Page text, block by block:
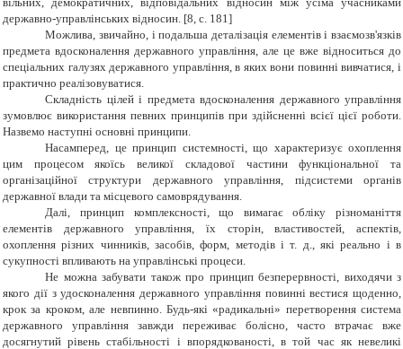
державно-управлінських відносин. [8, c. 181]
Можлива, звичайно, і подальша деталізація елементів і взаємозв'язків
предмета вдосконалення державного управління, але це вже відноситься до
спеціальних галузях державного управління, в яких вони повинні вивчатися, і
практично реалізовуватися.
Складність цілей і предмета вдосконалення державного управління
зумовлює використання певних принципів при здійсненні всієї цієї роботи.
Назвемо наступні основні принципи.
Насамперед, це принцип системності, що характеризує охоплення
цим процесом якоїсь великої складової частини функціональної та
організаційної структури державного управління, підсистеми органів
державної влади та місцевого самоврядування.
Далі, принцип комплексності, що вимагає обліку різноманіття
елементів державного управління, їх сторін, властивостей, аспектів,
охоплення різних чинників, засобів, форм, методів і т. д., які реально і в
сукупності впливають на управлінські процеси.
Не можна забувати також про принцип безперервності, виходячи з
якого дії з удосконалення державного управління повинні вестися щоденно,
крок за кроком, але невпинно. Будь-які «радикальні» перетворення система
державного управління завжди переживає болісно, часто втрачає вже
досягнутий рівень стабільності і впорядкованості, в той час як невеликі